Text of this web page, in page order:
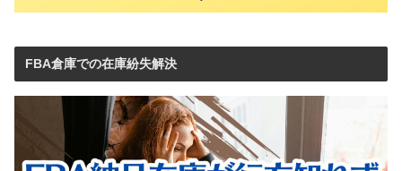
FBA倉庫での在庫紛失解決